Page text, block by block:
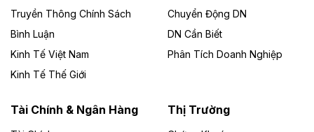
Công ty TNHH Năng lượng môi trường Bắc Giang làm
Theo vietnamfinance.vn
Đức Long Gia Lai mở rộng ‘hệ sinh thái’
Lai
Truyền Thông Chính Sách
Bình Luận
Kinh Tế Việt Nam
Kinh Tế Thế Giới
Chuyển Động DN
DN Cần Biết
Phân Tích Doanh Nghiệp
Tài Chính & Ngân Hàng Thị Trường